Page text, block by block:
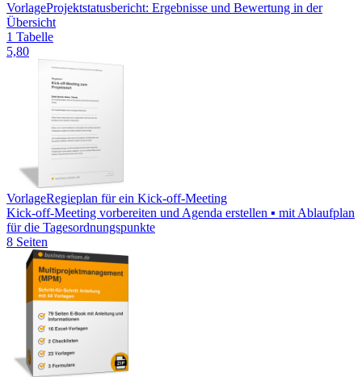
VorlageProjektstatusbericht: Ergebnisse und Bewertung in der
Übersicht
1 Tabelle
5,80
VorlageRegieplan für ein Kick-off-Meeting
Kick-off-Meeting vorbereiten und Agenda erstellen ▪ mit Ablaufplan
für die Tagesordnungspunkte
8 Seiten